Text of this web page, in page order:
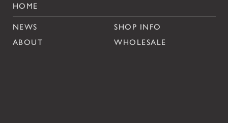
HOME
NEWS
SHOP INFO
ABOUT
WHOLESALE